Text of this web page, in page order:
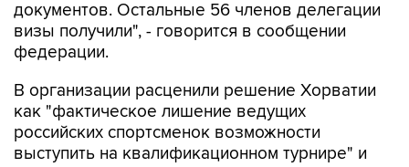
документов. Остальные 56 членов делегации
визы получили", - говорится в сообщении
федерации.
В организации расценили решение Хорватии
как "фактическое лишение ведущих
российских спортсменок возможности
выступить на квалификационном турнире" и